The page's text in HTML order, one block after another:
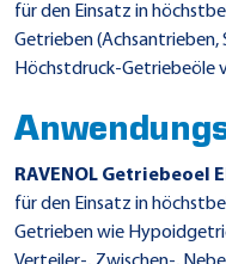
für den Einsatz in
Getrieben
Höchstdruck-Getriebeöle
RAVENOL Getriebeoel
für den Einsatz in
Getrieben wie